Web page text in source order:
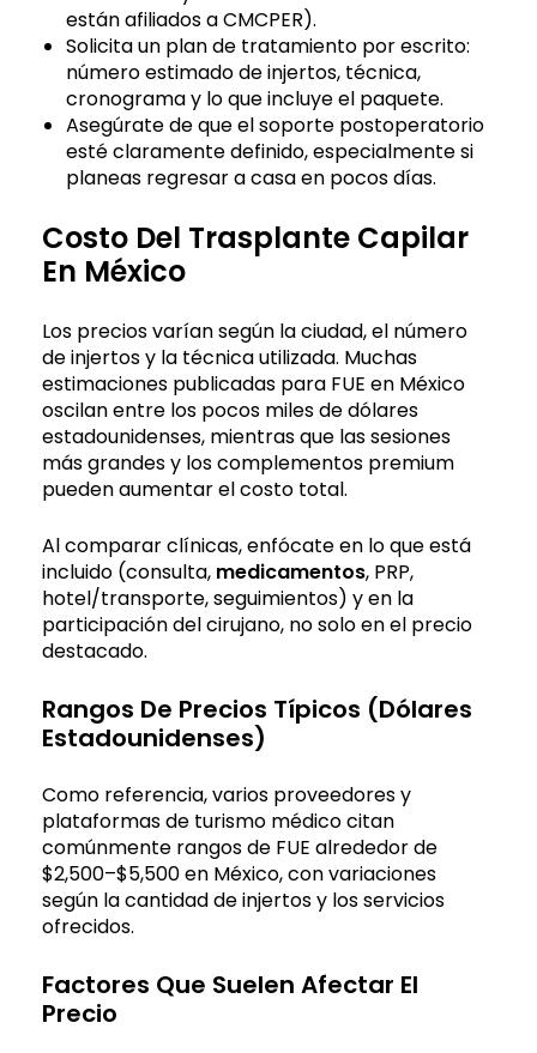
están afiliados a CMCPER).
Solicita un plan de tratamiento por escrito:
número estimado de injertos, técnica,
cronograma y lo que incluye el paquete.
Asegúrate de que el soporte postoperatorio
esté claramente definido, especialmente si
planeas regresar a casa en pocos días.
Costo Del Trasplante Capilar
En México
Los precios varían según la ciudad, el número
de injertos y la técnica utilizada. Muchas
estimaciones publicadas para FUE en México
oscilan entre los pocos miles de dólares
estadounidenses, mientras que las sesiones
más grandes y los complementos premium
pueden aumentar el costo total.
Al comparar clínicas, enfócate en lo que está
incluido (consulta, medicamentos, PRP,
hotel/transporte, seguimientos) y en la
participación del cirujano, no solo en el precio
destacado.
Rangos De Precios Típicos (Dólares
Estadounidenses)
Como referencia, varios proveedores y
plataformas de turismo médico citan
comúnmente rangos de FUE alrededor de
$2,500–$5,500 en México, con variaciones
según la cantidad de injertos y los servicios
ofrecidos.
Factores Que Suelen Afectar El
Precio